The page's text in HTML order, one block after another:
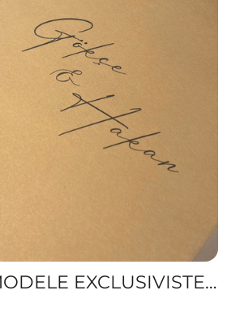
ELLITE | MODELE EXCLUSIVISTE DE INVITAȚII DE NUNTĂ